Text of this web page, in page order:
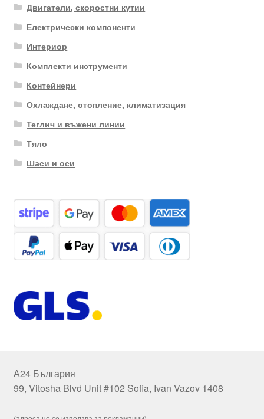
Двигатели, скоростни кутии
Електрически компоненти
Интериор
Комплекти инструменти
Контейнери
Охлаждане, отопление, климатизация
Теглич и въжени линии
Тяло
Шаси и оси
А24 България
99, Vitosha Blvd Unit #102 Sofia, Ivan Vazov 1408